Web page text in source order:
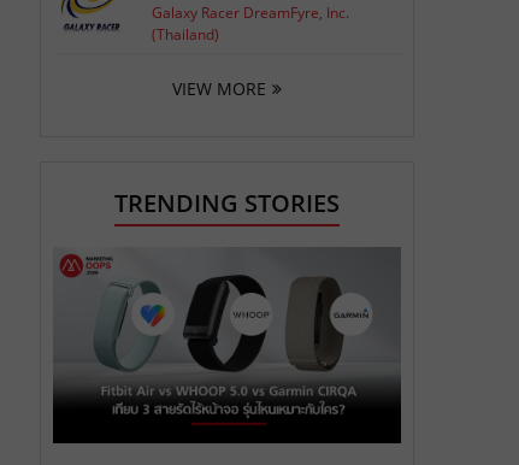
Galaxy Racer DreamFyre, Inc.
(Thailand)
VIEW MORE
TRENDING STORIES